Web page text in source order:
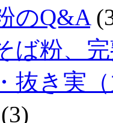
のQ&A
ば粉、
抜き実
(3)